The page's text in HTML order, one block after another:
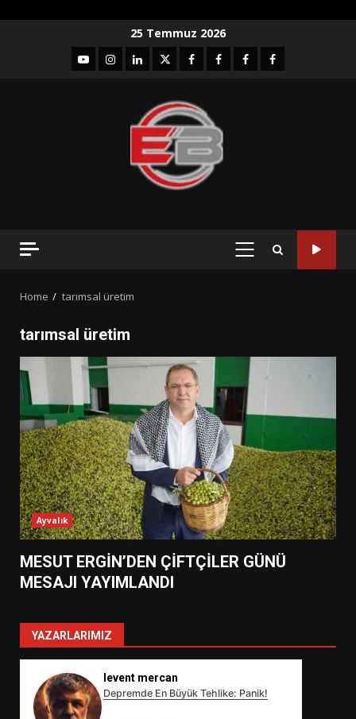
25 Temmuz 2026
YouTubeInstagram
LinkedIntwitterfacebook-Facebook-
Facebook-Facebook-
PRIMARY
Home tarımsal üretim
tarımsal üretim
Ayvalık
MESUT ERGİN’DEN ÇİFTÇİLER GÜNÜ
MESAJI YAYIMLANDI
YAZARLARIMIZ
levent mercan
Depremde En Büyük Tehlike: Panik!